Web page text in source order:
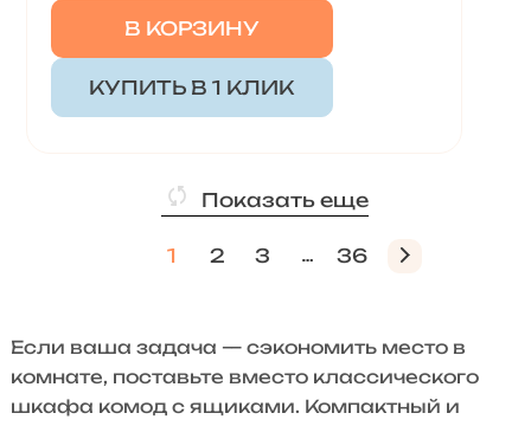
В КОРЗИНУ
КУПИТЬ В 1 КЛИК
Показать еще
1 2 3 36
Если ваша задача — сэкономить место в
комнате, поставьте вместо классического
шкафа комод с ящиками. Компактный и